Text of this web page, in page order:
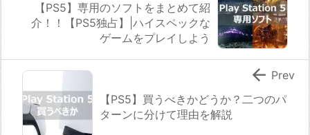
【PS5】専用のソフトをまとめて紹
介！！【PS5独占】|ハイスペックな
ゲームをプレイしよう
【PS5】買うべきかどうか？二つのパ
ターンに分けて理由を解説
 Prev